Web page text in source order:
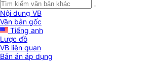
Nội dung VB
Văn bản gốc
Tiếng anh
Lược đồ
VB liên quan
Bản án áp dụng